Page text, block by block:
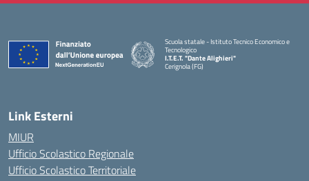
Scuola statale - Istituto Tecnico Economico e
Tecnologico
I.T.E.T. "Dante Alighieri"
Cerignola (FG)
— Visita la pagina iniziale della scuola
Link Esterni
MIUR
Ufficio Scolastico Regionale
Ufficio Scolastico Territoriale